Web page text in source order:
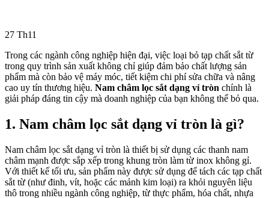
27 Th11
Trong các ngành công nghiệp hiện đại, việc loại bỏ tạp chất sắt từ
trong quy trình sản xuất không chỉ giúp đảm bảo chất lượng sản
phẩm mà còn bảo vệ máy móc, tiết kiệm chi phí sửa chữa và nâng
cao uy tín thương hiệu. Nam châm lọc sắt dạng vỉ tròn chính là
giải pháp đáng tin cậy mà doanh nghiệp của bạn không thể bỏ qua.
1. Nam châm lọc sắt dạng vỉ tròn là gì?
Nam châm lọc sắt dạng vỉ tròn là thiết bị sử dụng các thanh nam
châm mạnh được sắp xếp trong khung tròn làm từ inox không gỉ.
Với thiết kế tối ưu, sản phẩm này được sử dụng để tách các tạp chất
sắt từ (như đinh, vít, hoặc các mảnh kim loại) ra khỏi nguyên liệu
thô trong nhiều ngành công nghiệp, từ thực phẩm, hóa chất, nhựa